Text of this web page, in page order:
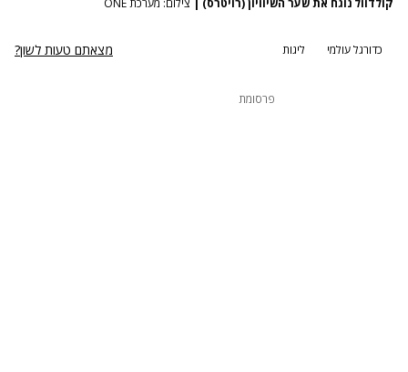
כדורגל עולמי ליגות מצאתם טעות לשון?
פרסומת